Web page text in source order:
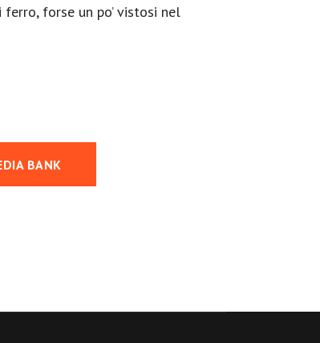
forse un po’ vistosi nel
BANK